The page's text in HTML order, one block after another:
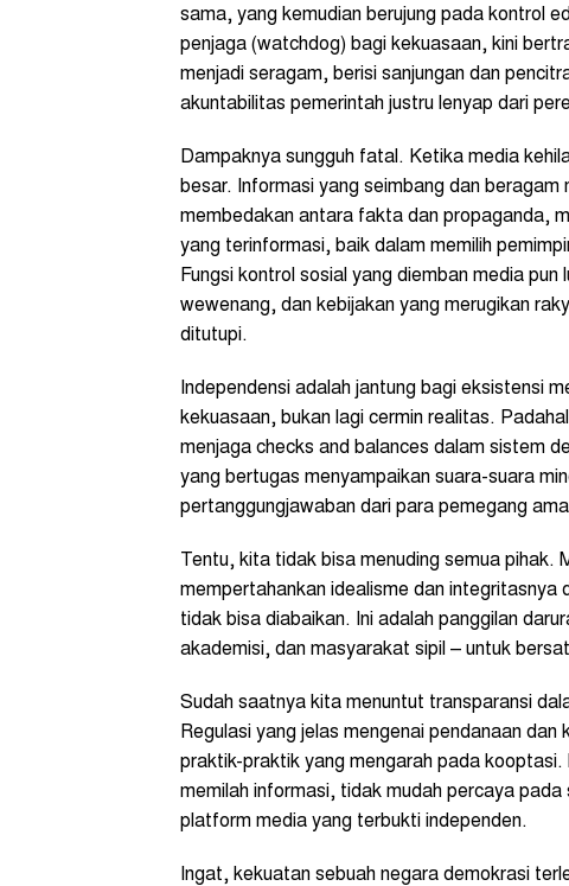
sama, yang kemudian berujung pada kontrol
penjaga (watchdog) bagi kekuasaan, kini
menjadi seragam, berisi sanjungan dan
akuntabilitas pemerintah justru lenyap dari
Dampaknya sungguh fatal. Ketika media
besar. Informasi yang seimbang dan
membedakan antara fakta dan propaganda,
yang terinformasi, baik dalam memilih
Fungsi kontrol sosial yang diemban media
wewenang, dan kebijakan yang merugikan
ditutupi.
Independensi adalah jantung bagi eksistensi
kekuasaan, bukan lagi cermin realitas.
menjaga checks and balances dalam sistem
yang bertugas menyampaikan suara-suara
pertanggungjawaban dari para pemegang
Tentu, kita tidak bisa menuding semua pihak.
mempertahankan idealisme dan integritasnya
tidak bisa diabaikan. Ini adalah panggilan
akademisi, dan masyarakat sipil – untuk
Sudah saatnya kita menuntut transparansi
Regulasi yang jelas mengenai pendanaan
praktik-praktik yang mengarah pada
memilah informasi, tidak mudah percaya
platform media yang terbukti independen.
Ingat, kekuatan sebuah negara demokrasi